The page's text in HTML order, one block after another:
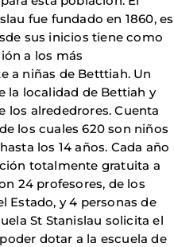
fue fundado en 1860, es
sus inicios tiene como
a los más
a niñas de Betttiah. Un
la localidad de Bettiah y
los alrededrores. Cuenta
los cuales 620 son niños
los 14 años. Cada año
totalmente gratuita a
24 profesores, de los
Estado, y 4 personas de
St Stanislau solicita el
dotar a la escuela de